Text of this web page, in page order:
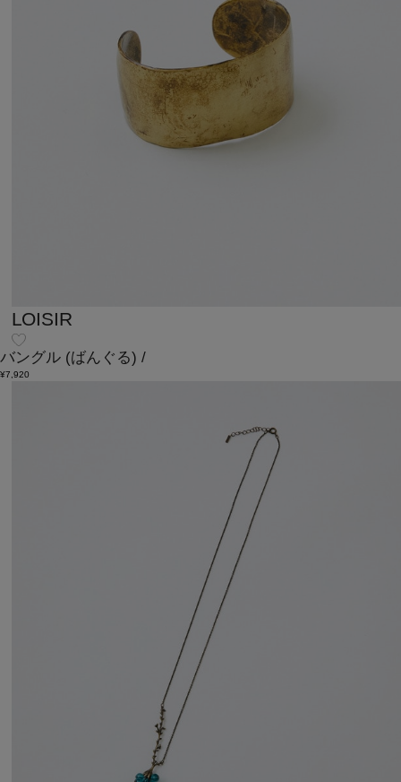
LOISIR
バングル (ばんぐる) /
¥7,920